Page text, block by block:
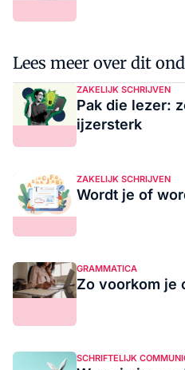
Lees meer over dit
ZAKELIJK SCHRIJVEN
Pak die lezer:
ijzersterk
ZAKELIJK SCHRIJVEN
Wordt je of
GRAMMATICA
Zo voorkom je
SCHRIFTELIJK